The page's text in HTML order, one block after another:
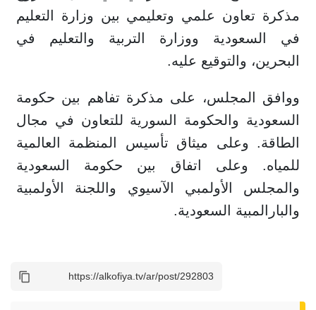
مذكرة تعاون علمي وتعليمي بين وزارة التعليم
في السعودية ووزارة التربية والتعليم في
البحرين، والتوقيع عليه.
ووافق المجلس، على مذكرة تفاهم بين حكومة
السعودية والحكومة السورية للتعاون في مجال
الطاقة. وعلى ميثاق تأسيس المنظمة العالمية
للمياه. وعلى اتفاق بين حكومة السعودية
والمجلس الأولمبي الآسيوي واللجنة الأولمبية
والبارالمبية السعودية.